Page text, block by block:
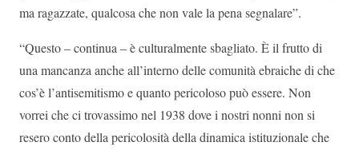
ma ragazzate, qualcosa che non vale la pena segnalare”.
“Questo – continua – è culturalmente sbagliato. È il frutto di
una mancanza anche all’interno delle comunità ebraiche di che
cos’è l’antisemitismo e quanto pericoloso può essere. Non
vorrei che ci trovassimo nel 1938 dove i nostri nonni non si
resero conto della pericolosità della dinamica istituzionale che